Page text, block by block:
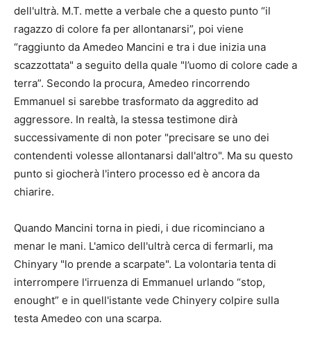
dell'ultrà. M.T. mette a verbale che a questo punto “il
ragazzo di colore fa per allontanarsi”, poi viene
“raggiunto da Amedeo Mancini e tra i due inizia una
scazzottata" a seguito della quale "l’uomo di colore cade a
terra”. Secondo la procura, Amedeo rincorrendo
Emmanuel si sarebbe trasformato da aggredito ad
aggressore. In realtà, la stessa testimone dirà
successivamente di non poter "precisare se uno dei
contendenti volesse allontanarsi dall'altro". Ma su questo
punto si giocherà l'intero processo ed è ancora da
chiarire.
Quando Mancini torna in piedi, i due ricominciano a
menar le mani. L'amico dell'ultrà cerca di fermarli, ma
Chinyary "lo prende a scarpate". La volontaria tenta di
interrompere l'irruenza di Emmanuel urlando “stop,
enought” e in quell'istante vede Chinyery colpire sulla
testa Amedeo con una scarpa.